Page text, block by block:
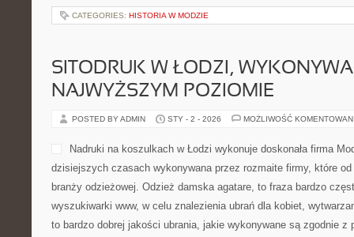
CATEGORIES: HISTORIA W MODZIE
SITODRUK W ŁODZI,
NAJWYŻSZYM POZIOMIE
POSTED BY ADMIN STY - 2 - 2026 MOŻLIWOŚĆ
Nadruki na koszulkach w Łodzi wykonuje doskonała firma
dzisiejszych czasach wykonywana przez rozmaite firmy, które od
branży odzieżowej. Odzież damska agatare, to fraza bardzo
wyszukiwarki www, w celu znalezienia ubrań dla kobiet,
to bardzo dobrej jakości ubrania, jakie wykonywane są zgodnie z